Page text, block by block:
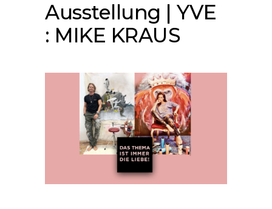
Ausstellung | YVE
: MIKE KRAUS